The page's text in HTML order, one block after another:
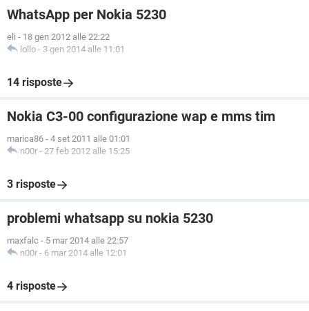
WhatsApp per Nokia 5230
eli - 18 gen 2012 alle 22:22
lollo - 3 gen 2014 alle 11:01
14 risposte
Nokia C3-00 configurazione wap e mms tim
marica86 - 4 set 2011 alle 01:01
n00r - 27 feb 2012 alle 15:25
3 risposte
problemi whatsapp su nokia 5230
maxfalc - 5 mar 2014 alle 22:57
n00r - 6 mar 2014 alle 12:01
4 risposte